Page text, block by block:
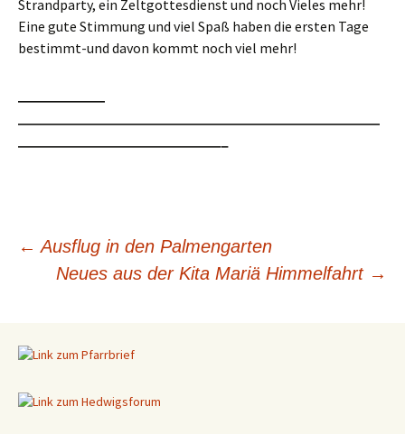
Strandparty, ein Zeltgottesdienst und noch Vieles mehr!
Eine gute Stimmung und viel Spaß haben die ersten Tage
bestimmt-und davon kommt noch viel mehr!
——————
—————————————————————————
——————————————–
Beitragsnavigation
← Ausflug in den Palmengarten
Neues aus der Kita Mariä Himmelfahrt →